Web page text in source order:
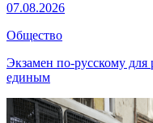
07.08.2026
Общество
Экзамен по-русскому для
единым